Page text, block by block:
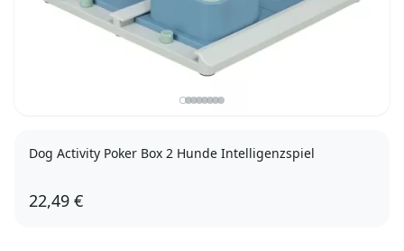
Dog Activity Poker Box 2 Hunde Intelligenzspiel
22,49 €